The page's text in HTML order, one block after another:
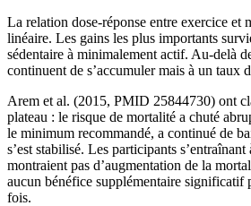
La relation dose-réponse entre exercice et
linéaire. Les gains les plus importants
sédentaire à minimalement actif. Au-delà
continuent de s’accumuler mais à un taux
Arem et al. (2015, PMID 25844730) ont
plateau : le risque de mortalité a chuté
le minimum recommandé, a continué de
s’est stabilisé. Les participants
montraient pas d’augmentation de la
aucun bénéfice supplémentaire significatif
fois.